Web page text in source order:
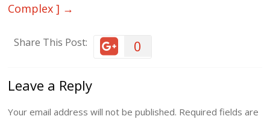
Complex ] →
Share This Post: 0
Leave a Reply
Your email address will not be published. Required fields are